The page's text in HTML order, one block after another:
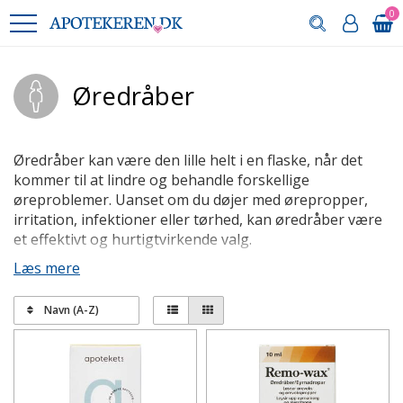
0
Øredråber
Øredråber kan være den lille helt i en flaske, når det
kommer til at lindre og behandle forskellige
øreproblemer. Uanset om du døjer med ørepropper,
irritation, infektioner eller tørhed, kan øredråber være
et effektivt og hurtigtvirkende valg.
Situationer hvor øredråber kan være
gavnlige
Øredråber kan være gavnlige i en række forskellige
situationer, herunder:
Ørebetændelse:
Øredråber kan hjælpe med at
Læs mere
Navn (A-Z)